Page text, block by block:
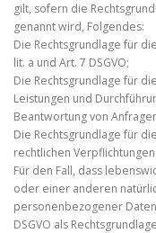
gilt, sofern die
genannt wird, Folgendes:
Die Rechtsgrundlage für
lit. a und Art. 7 DSGVO;
Die Rechtsgrundlage für
Leistungen und
Beantwortung von
Die Rechtsgrundlage für
rechtlichen Verpflichtungen
Für den Fall, dass
oder einer anderen
personenbezogener
DSGVO als